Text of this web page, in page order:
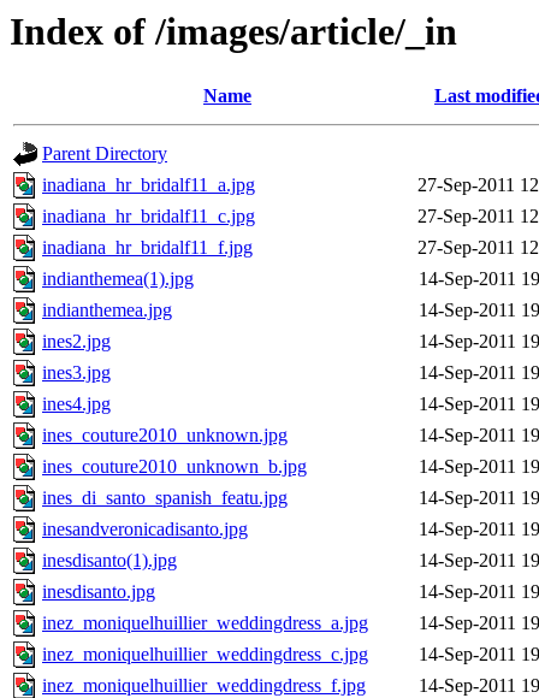
Index of /images/article/_in
Name Last
Parent Directory
inadiana_hr_bridalf11_a.jpg
27-Sep-2011
inadiana_hr_bridalf11_c.jpg
27-Sep-2011
inadiana_hr_bridalf11_f.jpg
27-Sep-2011
indianthemea(1).jpg
14-Sep-2011
indianthemea.jpg
14-Sep-2011
ines2.jpg
14-Sep-2011
ines3.jpg
14-Sep-2011
ines4.jpg
14-Sep-2011
ines_couture2010_unknown.jpg
14-Sep-2011
ines_couture2010_unknown_b.jpg
14-Sep-2011
ines_di_santo_spanish_featu.jpg
14-Sep-2011
inesandveronicadisanto.jpg
14-Sep-2011
inesdisanto(1).jpg
14-Sep-2011
inesdisanto.jpg
14-Sep-2011
inez_moniquelhuillier_weddingdress_a.jpg
14-Sep-2011
inez_moniquelhuillier_weddingdress_c.jpg
14-Sep-2011
inez_moniquelhuillier_weddingdress_f.jpg
14-Sep-2011